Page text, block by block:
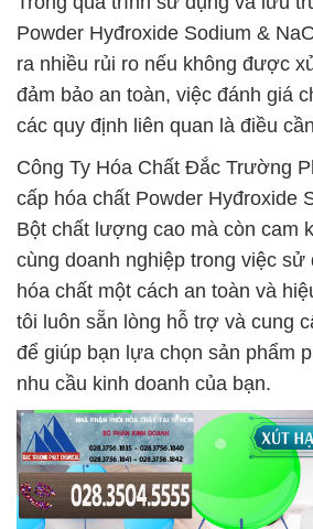
Powder Hyđroxide Sodium &
ra nhiều rủi ro nếu không được
đảm bảo an toàn, việc đánh giá
các quy định liên quan là điều
Công Ty Hóa Chất Đắc Trường
cấp hóa chất Powder Hyđroxide
Bột chất lượng cao mà còn cam
cùng doanh nghiệp trong việc sử
hóa chất một cách an toàn và
tôi luôn sẵn lòng hỗ trợ và cung
để giúp bạn lựa chọn sản phẩm
nhu cầu kinh doanh của bạn.